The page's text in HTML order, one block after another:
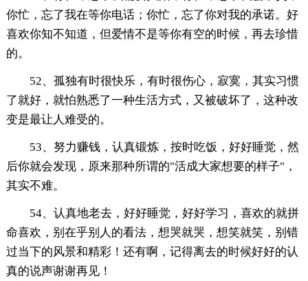
你忙，忘了我在等你电话；你忙，忘了你对我的承诺。好
喜欢你知不知道，但爱情不是等你有空的时候，再去珍惜
的。
52、孤独有时很快乐，有时很伤心，寂寞，其实习惯
了就好，就怕熟悉了一种生活方式，又被破坏了，这种改
变是最让人难受的。
53、努力赚钱，认真锻炼，按时吃饭，好好睡觉，然
后你就会发现，原来那种所谓的"活成大家想要的样子"，
其实不难。
54、认真地老去，好好睡觉，好好学习，喜欢的就拼
命喜欢，别在乎别人的看法，想哭就哭，想笑就笑，别错
过当下的风景和精彩！还有啊，记得离去的时候好好的认
真的说声谢谢再见！